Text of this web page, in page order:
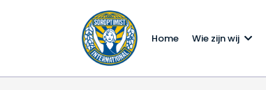
Home Wie zijn wij